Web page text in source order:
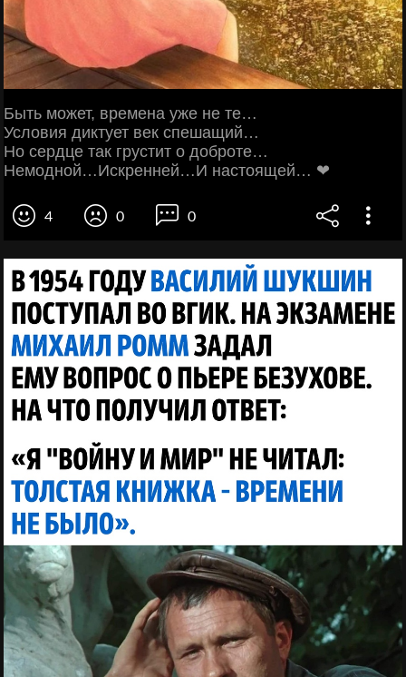
Быть может, времена уже не те…
Условия диктует век спешащий…
Но сердце так грустит о доброте…
Немодной…Искренней…И настоящей… ❤
4 0 0